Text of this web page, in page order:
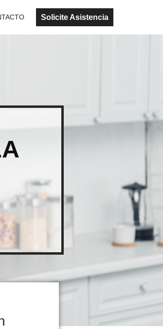
Solicite Asistencia